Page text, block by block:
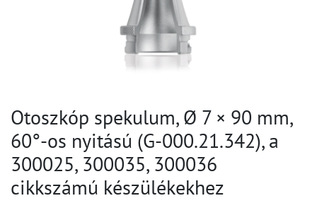
Otoszkóp spekulum, Ø 7 × 90 mm,
60°-os nyitású (G-000.21.342), a
300025, 300035, 300036
cikkszámú készülékekhez